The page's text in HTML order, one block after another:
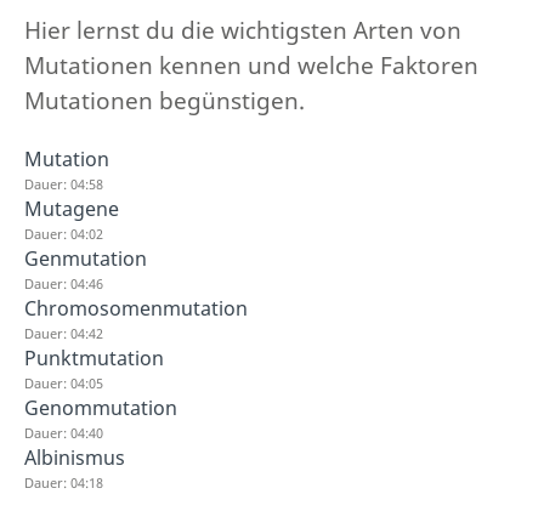
Hier lernst du die wichtigsten Arten von
Mutationen kennen und welche Faktoren
Mutationen begünstigen.
Mutation
Dauer: 04:58
Mutagene
Dauer: 04:02
Genmutation
Dauer: 04:46
Chromosomenmutation
Dauer: 04:42
Punktmutation
Dauer: 04:05
Genommutation
Dauer: 04:40
Albinismus
Dauer: 04:18